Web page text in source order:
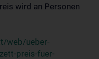
wird an Personen
web/ueber-
preis-fuer-